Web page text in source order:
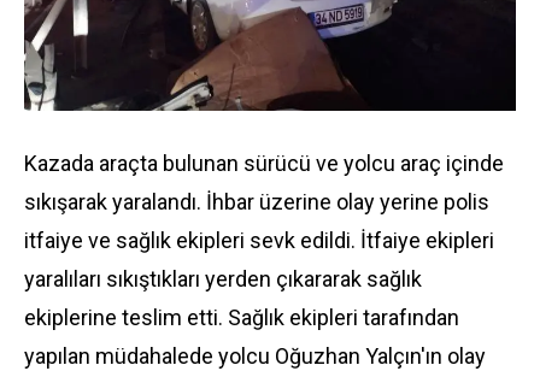
Kazada araçta bulunan sürücü ve yolcu araç içinde
sıkışarak yaralandı. İhbar üzerine olay yerine polis
itfaiye ve sağlık ekipleri sevk edildi. İtfaiye ekipleri
yaralıları sıkıştıkları yerden çıkararak sağlık
ekiplerine teslim etti. Sağlık ekipleri tarafından
yapılan müdahalede yolcu Oğuzhan Yalçın'ın olay